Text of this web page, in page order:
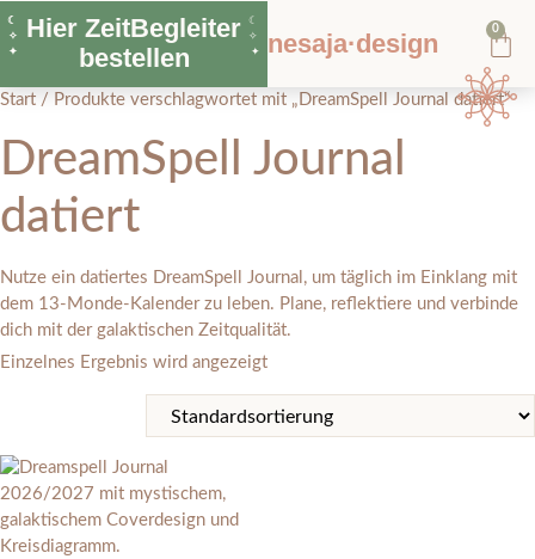
☾
✧
✦
Hier ZeitBegleiter
bestellen
☾
✧
✦
nesaja·design 0
Start / Produkte verschlagwortet mit „DreamSpell Journal datiert“
DreamSpell Journal
datiert
Nutze ein datiertes DreamSpell Journal, um täglich im Einklang mit
dem 13-Monde-Kalender zu leben. Plane, reflektiere und verbinde
dich mit der galaktischen Zeitqualität.
Einzelnes Ergebnis wird angezeigt